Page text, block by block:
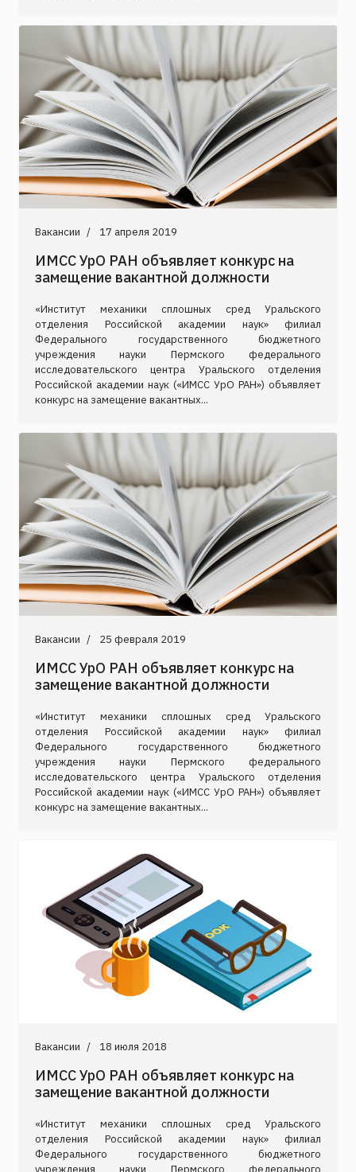
Вакансии 17 апреля 2019
ИМСС УрО РАН объявляет конкурс на
замещение вакантной должности
«Институт механики сплошных сред Уральского
отделения Российской академии наук» филиал
Федерального государственного бюджетного
учреждения науки Пермского федерального
исследовательского центра Уральского отделения
Российской академии наук («ИМСС УрО РАН») объявляет
конкурс на замещение вакантных...
Вакансии 25 февраля 2019
ИМСС УрО РАН объявляет конкурс на
замещение вакантной должности
«Институт механики сплошных сред Уральского
отделения Российской академии наук» филиал
Федерального государственного бюджетного
учреждения науки Пермского федерального
исследовательского центра Уральского отделения
Российской академии наук («ИМСС УрО РАН») объявляет
конкурс на замещение вакантных...
Вакансии 18 июля 2018
ИМСС УрО РАН объявляет конкурс на
замещение вакантной должности
«Институт механики сплошных сред Уральского
отделения Российской академии наук» филиал
Федерального государственного бюджетного
учреждения науки Пермского федерального